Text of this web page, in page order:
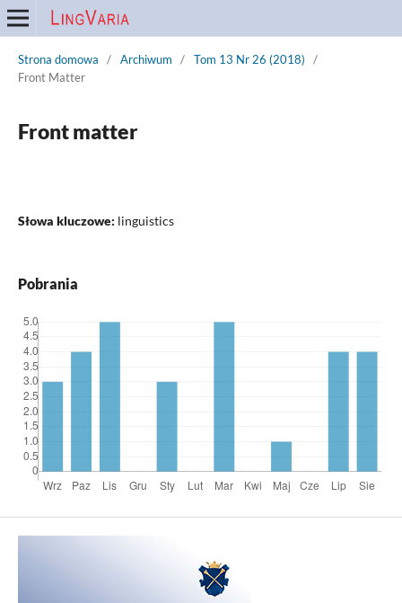
Strona domowa / Archiwum / Tom 13 Nr 26 (2018)
/
Front Matter
Front matter
Słowa kluczowe: linguistics
Pobrania